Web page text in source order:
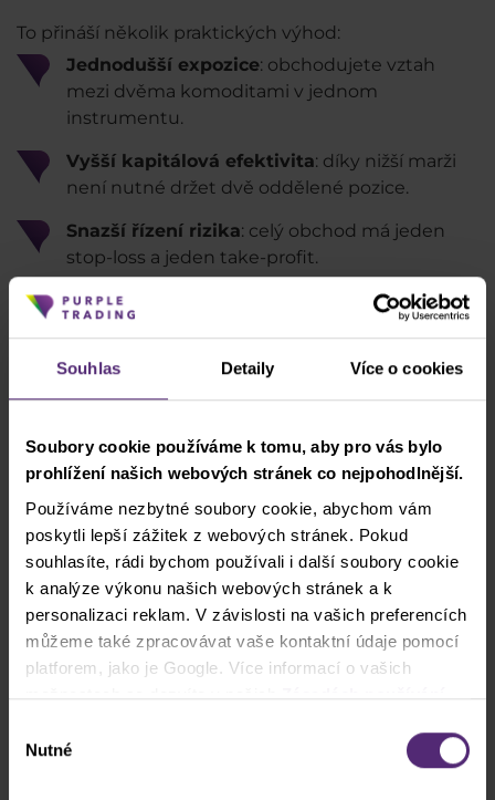
Souhlas Detaily Více o cookies
Soubory cookie používáme k tomu, aby pro vás bylo
prohlížení našich webových stránek co nejpohodlnější.
Používáme nezbytné soubory cookie, abychom vám
poskytli lepší zážitek z webových stránek. Pokud
souhlasíte, rádi bychom používali i další soubory cookie
k analýze výkonu našich webových stránek a k
personalizaci reklam. V závislosti na vašich preferencích
můžeme také zpracovávat vaše kontaktní údaje pomocí
platforem, jako je Google. Více informací o vašich
možnostech se dozvíte v našichZásadách používání
a souhlasíte s tím, že sdílíme vaše informace s třetími
stranami, například s našimi marketingovými partnery. To
souhlasu
Nutné
To přináší několik praktických výhod:
Jednodušší expozice: obchodujete vztah
mezi dvěma komoditami v jednom
instrumentu.
Vyšší kapitálová efektivita: díky nižší marži
není nutné držet dvě oddělené pozice.
Snazší řízení rizika: celý obchod má jeden
stop-loss a jeden take-profit.
Pro tradery, kteří chtějí obchodovat rozdíl mezi
cyklickou ropou a bezpečným přístavem v
přehlednější alternativou ke klasickému párovému
obchodu.
Jak obchodovat Clash CFD WTI vs zlato
Fundamentální přístup
Vychází z makroekonomických dat, jako jsou zásoby
ropy, rozhodnutí OPEC+, vývoj inflace, reálných
sazeb nebo síla amerického dolaru. Trader v tomto
případě staví obchod na scénáři globálního růstu
nebo naopak zpomalování ekonomiky.
který často vykazuje čistší trendové struktury než
jednotlivé komodity. Tento poměrový graf může